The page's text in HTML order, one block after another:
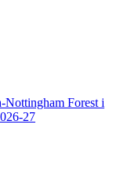
Nottingham Forest i
27